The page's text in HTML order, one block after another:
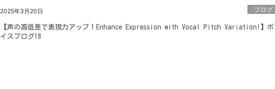
2025年3月20日 ブログ
【声の高低差で表現力アップ！Enhance Expression with Vocal Pitch Variation!】ボ
イスブログ18